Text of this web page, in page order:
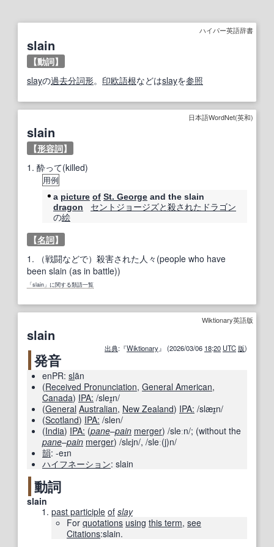
ハイパー英語辞書
slain
【動詞】
slayの過去分詞形。 印欧語根などはslayを参照
日本語WordNet(英和)
slain
【形容詞】
1. 酔って(killed)
用例
a picture of St. George and the slain
dragon
セントジョージズと殺された ドラゴン
の絵
【名詞】
1. （戦闘などで）殺害された人々(people who have
been slain (as in battle))
「slain」に関する類語一覧
Wiktionary英語版
slain
出典:『Wiktionary』 (2026/03/06 18:20 UTC 版)
発音
enPR: slān
(Received Pronunciation, General American,
Canada) IPA: /sleɪ̯n/
(General Australian, New Zealand) IPA: /slæɪ̯n/
(Scotland) IPA: /slen/
(India) IPA: (pane–pain merger) /sleːn/; (without the
pane–pain merger) /slɛjn/, /sleː(j)n/
韻: -eɪn
ハイフネーション: slain
動詞
slain
past participle of slay
For quotations using this term, see
Citations:slain.